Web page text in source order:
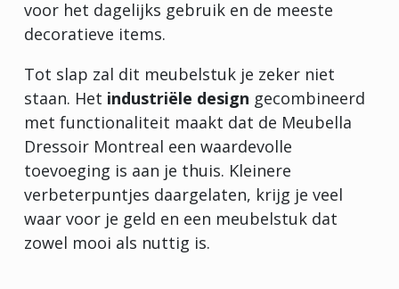
voor het dagelijks gebruik en de meeste
decoratieve items.
Tot slap zal dit meubelstuk je zeker niet
staan. Het industriële design gecombineerd
met functionaliteit maakt dat de Meubella
Dressoir Montreal een waardevolle
toevoeging is aan je thuis. Kleinere
verbeterpuntjes daargelaten, krijg je veel
waar voor je geld en een meubelstuk dat
zowel mooi als nuttig is.